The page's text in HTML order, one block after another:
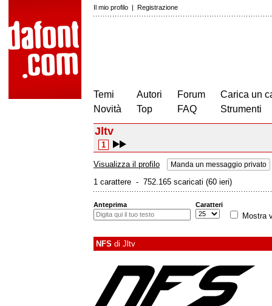
Il mio profilo | Registrazione
Temi
Novità
Autori
Top
Forum
FAQ
Carica un
Strumenti
Jltv
1
Visualizza il profilo Manda un messaggio privato
1 carattere - 752.165 scaricati (60 ieri)
Anteprima Caratteri
Mostra
NFS di Jltv